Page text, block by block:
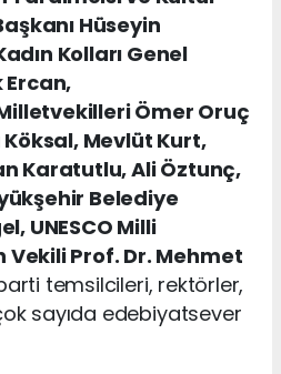
Hüseyin
Kolları Genel
Ercan,
Ömer Oruç
Mevlüt Kurt,
Karatutlu, Ali Öztunç,
Belediye
UNESCO Milli
Vekili Prof. Dr. Mehmet
temsilcileri, rektörler,
sayıda edebiyatsever